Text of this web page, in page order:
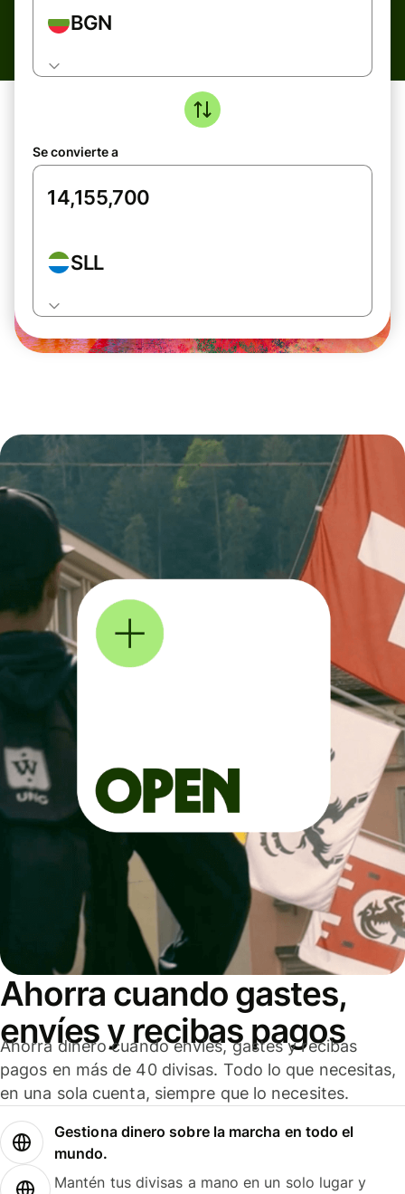
BGN
Se convierte a
SLL
Ahorra cuando gastes,
envíes y recibas pagos
Ahorra dinero cuando envíes, gastes y recibas
pagos en más de 40 divisas. Todo lo que necesitas,
en una sola cuenta, siempre que lo necesites.
Gestiona dinero sobre la marcha en todo el
mundo.
Mantén tus divisas a mano en un solo lugar y